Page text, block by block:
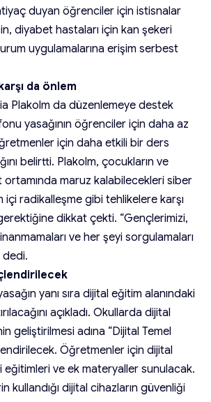
duyan öğrenciler için istisnalar
diyabet hastaları için kan şekeri
uygulamalarına erişim serbest
da önlem
Plakolm da düzenlemeye destek
yasağının öğrenciler için daha az
için daha etkili bir ders
belirtti. Plakolm, çocukların ve
maruz kalabilecekleri siber
içi radikalleşme gibi tehlikelere karşı
dikkat çekti. “Gençlerimizi,
ve her şeyi sorgulamaları
dedi.
yanı sıra dijital eğitim alanındaki
açıkladı. Okullarda dijital
geliştirilmesi adına “Dijital Temel
Öğretmenler için dijital
ve ek materyaller sunulacak.
kullandığı dijital cihazların güvenliği